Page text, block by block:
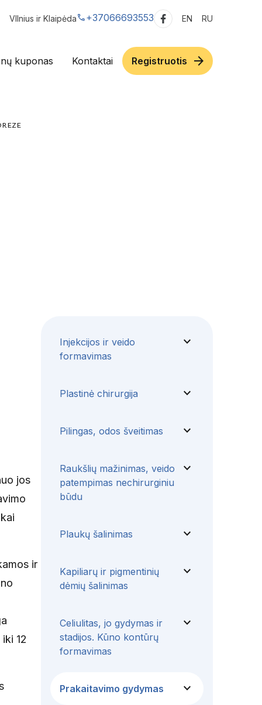
VIlnius ir Klaipėdacall+37066693553 EN RU
kuponas Kontaktai Registruotis arrow_forward
jos
ir
12
Injekcijos ir veido
formavimas
expand_more
Plastinė chirurgija expand_more
Pilingas, odos šveitimas expand_more
Raukšlių mažinimas, veido
patempimas nechirurginiu
būdu
expand_more
Plaukų šalinimas expand_more
Kapiliarų ir pigmentinių
dėmių šalinimas
expand_more
Celiulitas, jo gydymas ir
stadijos. Kūno kontūrų
formavimas
expand_more
Prakaitavimo gydymas expand_more